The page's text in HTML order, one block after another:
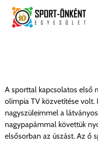
A sporttal kapcsolatos első
olimpia TV közvetítése
nagyszüleimmel a
nagypapámmal követtük
elsősorban az úszást. Az ő